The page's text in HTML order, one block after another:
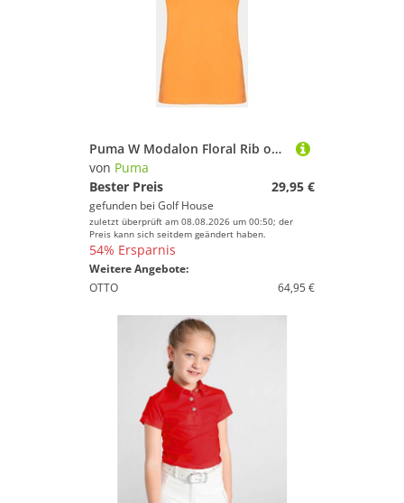
Puma W Modalon Floral Rib ohne Arm Polo orange
von Puma
Bester Preis
29,95 €
gefunden bei Golf House
zuletzt überprüft am 08.08.2026 um 00:50; der
Preis kann sich seitdem geändert haben.
54% Ersparnis
Weitere Angebote:
OTTO
64,95 €